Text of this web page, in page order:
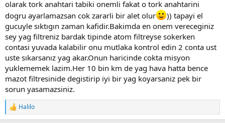
olarak tork anahtari tabiki onemli fakat o tork anahtarini
dogru ayarlamazsan cok zararli bir alet olur
)) tapayi el
gucuyle sıktıgın zaman kafidir.Bakimda en onem vereceginiz
sey yag filtreniz bardak tipinde atom filtreyse sokerken
contasi yuvada kalabilir onu mutlaka kontrol edin 2 conta ust
uste sıkarsanız yag akar.Onun haricinde cokta misyon
yuklememek lazim.Her 10 bin km de yag hava hatta bence
mazot filtresinide degistirip iyi bir yag koyarsaniz pek bir
sorun yasamazsiniz.
T
e
Halilo